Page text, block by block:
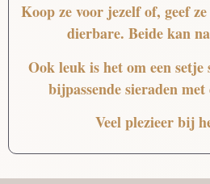
Koop ze voor jezelf of, geef
dierbare. Beide kan
Ook leuk is het om een setje
bijpassende sieraden met
Veel plezieer bij